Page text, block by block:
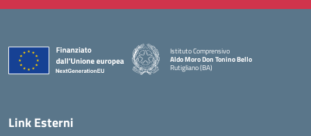
Istituto Comprensivo
Aldo Moro Don Tonino Bello
Rutigliano (BA)
— Visita la pagina iniziale della scuola
Link Esterni